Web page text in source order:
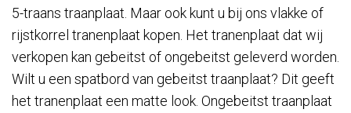
5-traans traanplaat. Maar ook kunt u bij ons vlakke of
rijstkorrel tranenplaat kopen. Het tranenplaat dat wij
verkopen kan gebeitst of ongebeitst geleverd worden.
Wilt u een spatbord van gebeitst traanplaat? Dit geeft
het tranenplaat een matte look. Ongebeitst traanplaat